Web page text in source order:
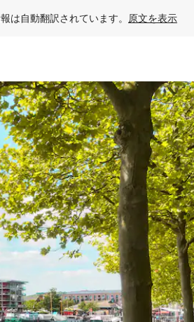
は自動翻訳されています。 原文を表示
チまたはスワイプして検索結果を確認す